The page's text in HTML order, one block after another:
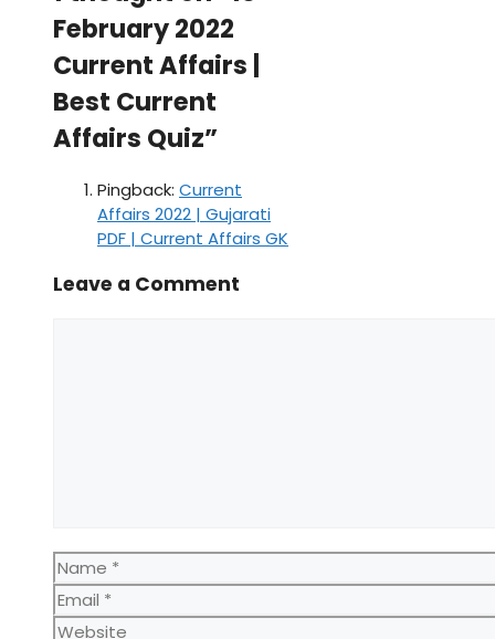
February 2022
Current Affairs |
Best Current
Affairs Quiz”
Pingback: Current
Affairs 2022 | Gujarati
PDF | Current Affairs GK
Leave a Comment
Name
Email
Website